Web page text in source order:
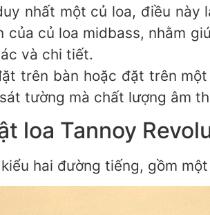
nhất một củ loa, điều này
củ loa midbass, nhằm
và chi tiết.
trên bàn hoặc đặt trên
tường mà chất lượng âm
loa Tannoy
hai đường tiếng, gồm